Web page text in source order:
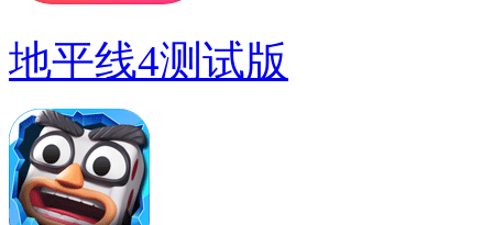
地平线4测试版